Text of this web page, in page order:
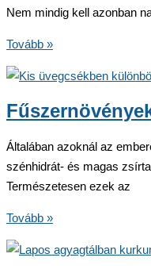
Nem mindig kell azonban
Gyógynövények,
amelyek
segítenek
karcsúbbnak
maradni
Tovább »
Általában azoknál az
szénhidrát- és magas
Természetesen ezek az
Fűszernövények
a
természetes
Tovább »